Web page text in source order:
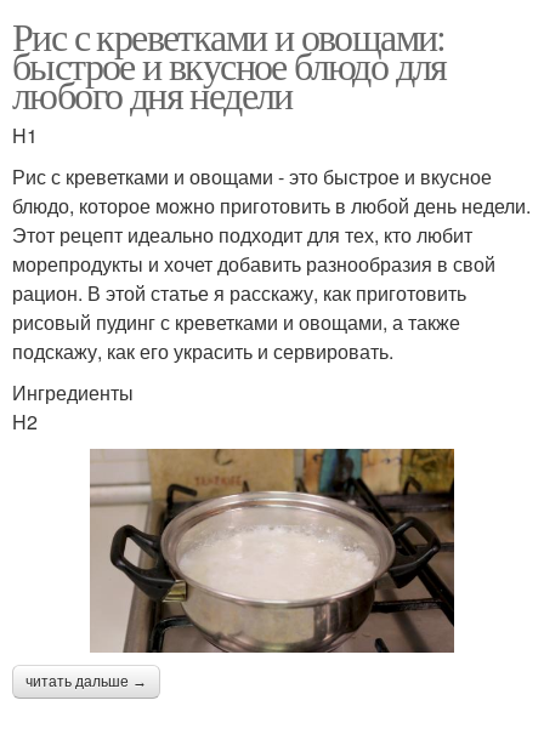
Рис с креветками и овощами:
быстрое и вкусное блюдо для
любого дня недели
H1
Рис с креветками и овощами - это быстрое и вкусное
блюдо, которое можно приготовить в любой день недели.
Этот рецепт идеально подходит для тех, кто любит
морепродукты и хочет добавить разнообразия в свой
рацион. В этой статье я расскажу, как приготовить
рисовый пудинг с креветками и овощами, а также
подскажу, как его украсить и сервировать.
Ингредиенты
H2
читать дальше →